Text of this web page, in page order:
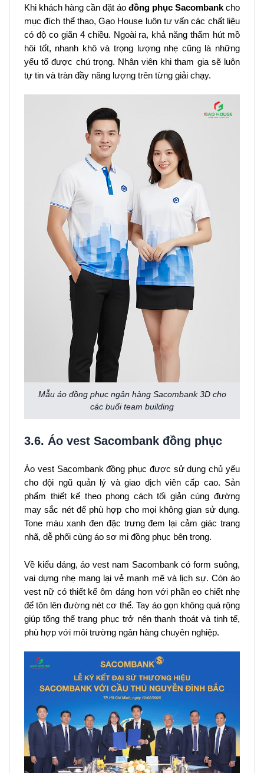
Khi khách hàng cần đặt áo đồng phục Sacombank cho
mục đích thể thao, Gạo House luôn tư vấn các chất liệu
có độ co giãn 4 chiều. Ngoài ra, khả năng thấm hút mồ
hôi tốt, nhanh khô và trọng lượng nhẹ cũng là những
yếu tố được chú trọng. Nhân viên khi tham gia sẽ luôn
tự tin và tràn đầy năng lượng trên từng giải chạy.
Mẫu áo đồng phục ngân hàng Sacombank 3D cho
các buổi team building
3.6. Áo vest Sacombank đồng phục
Áo vest Sacombank đồng phục được sử dụng chủ yếu
cho đội ngũ quản lý và giao dịch viên cấp cao. Sản
phẩm thiết kế theo phong cách tối giản cùng đường
may sắc nét để phù hợp cho mọi không gian sử dụng.
Tone màu xanh đen đặc trưng đem lại cảm giác trang
nhã, dễ phối cùng áo sơ mi đồng phục bên trong.
Về kiểu dáng, áo vest nam Sacombank có form suông,
vai dựng nhẹ mang lại vẻ mạnh mẽ và lịch sự. Còn áo
vest nữ có thiết kế ôm dáng hơn với phần eo chiết nhẹ
để tôn lên đường nét cơ thể. Tay áo gọn không quá rộng
giúp tổng thể trang phục trở nên thanh thoát và tinh tế,
phù hợp với môi trường ngân hàng chuyên nghiệp.